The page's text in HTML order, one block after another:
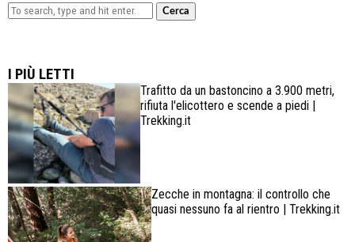
Cerca
I PIÙ LETTI
Trafitto da un bastoncino a 3.900 metri,
rifiuta l'elicottero e scende a piedi |
Trekking.it
Zecche in montagna: il controllo che
quasi nessuno fa al rientro | Trekking.it